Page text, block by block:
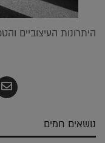
היתרונות העיצוביים
נושאים חמים